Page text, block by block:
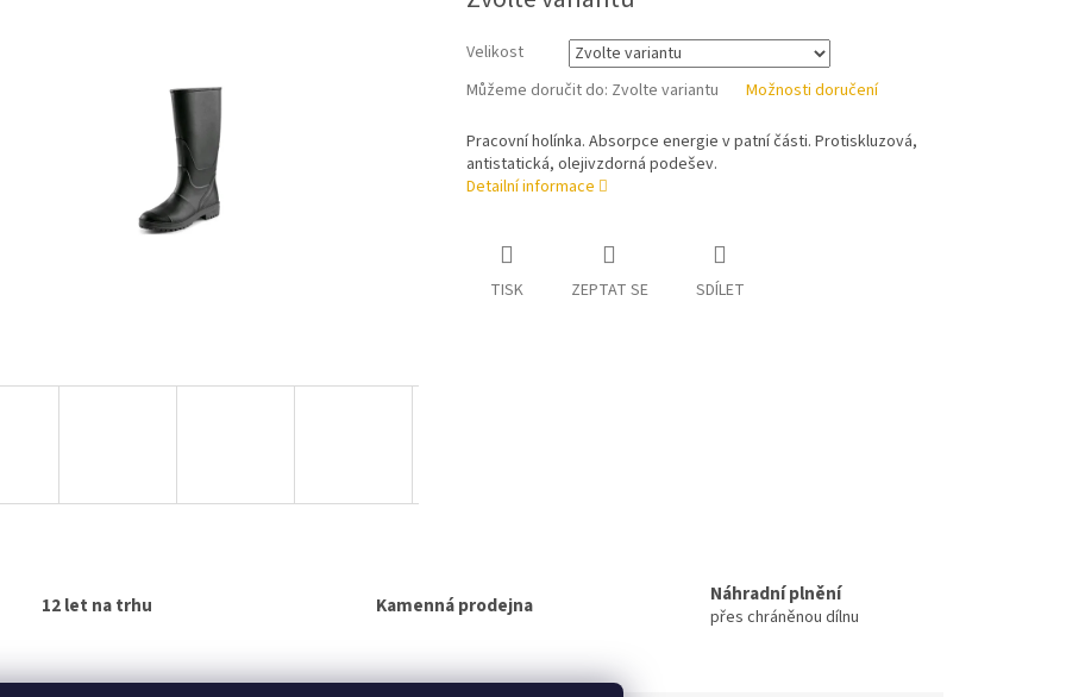
Velikost
Můžeme doručit do: Zvolte variantu Možnosti doručení
Pracovní holínka. Absorpce energie v patní části. Protiskluzová,
antistatická, olejivzdorná podešev.
Detailní informace
TISK ZEPTAT SE SDÍLET
12 let na trhu Kamenná prodejna Náhradní plnění
přes chráněnou dílnu